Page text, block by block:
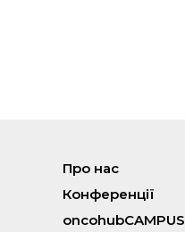
Про нас
Конференції
oncohubCAMPUS